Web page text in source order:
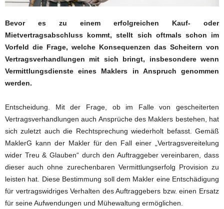
Bevor es zu einem erfolgreichen Kauf- oder
Mietvertragsabschluss kommt, stellt sich oftmals schon im
Vorfeld die Frage, welche Konsequenzen das Scheitern von
Vertragsverhandlungen mit sich bringt, insbesondere wenn
Vermittlungsdienste eines Maklers in Anspruch genommen
werden.
Entscheidung. Mit der Frage, ob im Falle von gescheiterten
Vertragsverhandlungen auch Ansprüche des Maklers bestehen, hat
sich zuletzt auch die Rechtsprechung wiederholt befasst. Gemäß
MaklerG kann der Makler für den Fall einer „Vertragsvereitelung
wider Treu & Glauben“ durch den Auftraggeber vereinbaren, dass
dieser auch ohne zurechenbaren Vermittlungserfolg Provision zu
leisten hat. Diese Bestimmung soll dem Makler eine Entschädigung
für vertragswidriges Verhalten des Auftraggebers bzw. einen Ersatz
für seine Aufwendungen und Mühewaltung ermöglichen.